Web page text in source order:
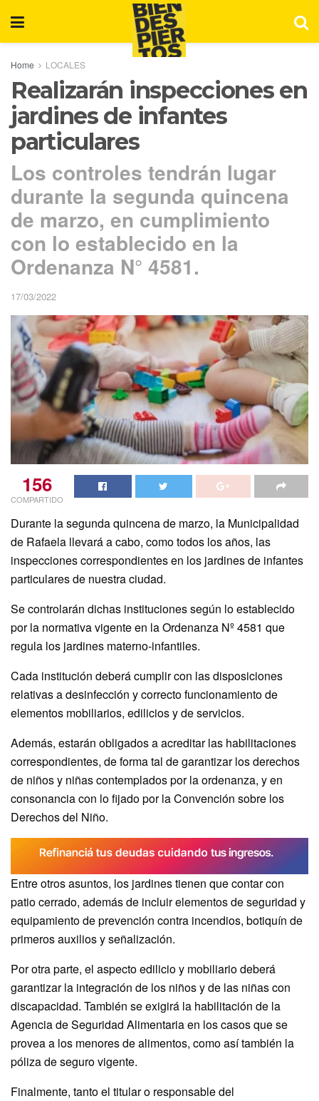
Home LOCALES
Realizarán inspecciones en
jardines de infantes
particulares
Los controles tendrán lugar
durante la segunda quincena
de marzo, en cumplimiento
con lo establecido en la
Ordenanza N° 4581.
17/03/2022
156
COMPARTIDO
Durante la segunda quincena de marzo, la Municipalidad
de Rafaela llevará a cabo, como todos los años, las
inspecciones correspondientes en los jardines de infantes
particulares de nuestra ciudad.
Se controlarán dichas instituciones según lo establecido
por la normativa vigente en la Ordenanza Nº 4581 que
regula los jardines materno-infantiles.
Cada institución deberá cumplir con las disposiciones
relativas a desinfección y correcto funcionamiento de
elementos mobiliarios, edilicios y de servicios.
Además, estarán obligados a acreditar las habilitaciones
correspondientes, de forma tal de garantizar los derechos
de niños y niñas contemplados por la ordenanza, y en
consonancia con lo fijado por la Convención sobre los
Derechos del Niño.
Entre otros asuntos, los jardines tienen que contar con
patio cerrado, además de incluir elementos de seguridad y
equipamiento de prevención contra incendios, botiquín de
primeros auxilios y señalización.
Por otra parte, el aspecto edilicio y mobiliario deberá
garantizar la integración de los niños y de las niñas con
discapacidad. También se exigirá la habilitación de la
Agencia de Seguridad Alimentaria en los casos que se
provea a los menores de alimentos, como así también la
póliza de seguro vigente.
Finalmente, tanto el titular o responsable del